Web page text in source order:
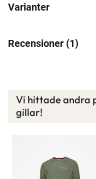
Varianter
Recensioner 1
Vi hittade andra
gillar!